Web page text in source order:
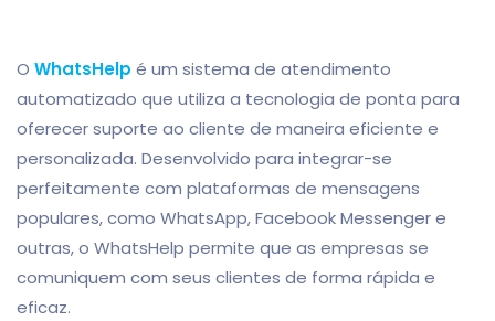
O WhatsHelp é um sistema de atendimento
automatizado que utiliza a tecnologia de ponta para
oferecer suporte ao cliente de maneira eficiente e
personalizada. Desenvolvido para integrar-se
perfeitamente com plataformas de mensagens
populares, como WhatsApp, Facebook Messenger e
outras, o WhatsHelp permite que as empresas se
comuniquem com seus clientes de forma rápida e
eficaz.